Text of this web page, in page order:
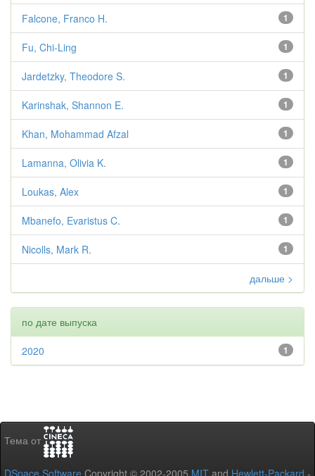
1
Falcone, Franco H.
1
Fu, Chi-Ling
1
Jardetzky, Theodore S.
1
Karinshak, Shannon E.
1
Khan, Mohammad Afzal
1
Lamanna, Olivia K.
1
Loukas, Alex
1
Mbanefo, Evaristus C.
1
Nicolls, Mark R.
дальше >
по дате выпуска
1
2020
Тема от
DSpace Software Copyright © 2002-2005 MIT and Hewlett-Packard -